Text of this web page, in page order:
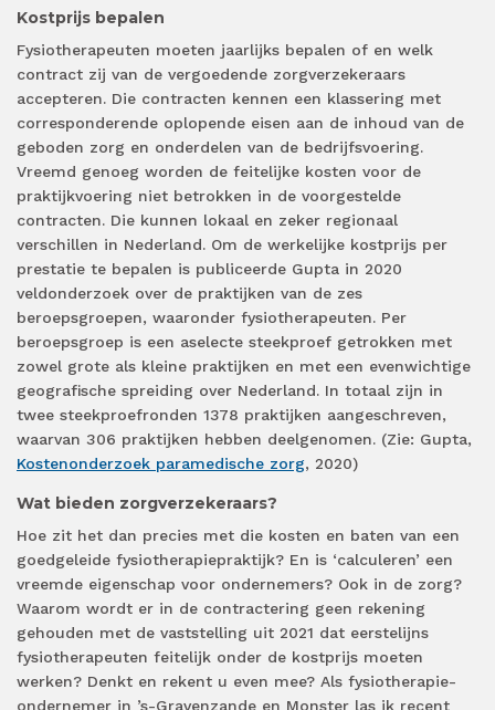
Kostprijs bepalen
Fysiotherapeuten moeten jaarlijks bepalen of en welk
contract zij van de vergoedende zorgverzekeraars
accepteren. Die contracten kennen een klassering met
corresponderende oplopende eisen aan de inhoud van de
geboden zorg en onderdelen van de bedrijfsvoering.
Vreemd genoeg worden de feitelijke kosten voor de
praktijkvoering niet betrokken in de voorgestelde
contracten. Die kunnen lokaal en zeker regionaal
verschillen in Nederland. Om de werkelijke kostprijs per
prestatie te bepalen is publiceerde Gupta in 2020
veldonderzoek over de praktijken van de zes
beroepsgroepen, waaronder fysiotherapeuten. Per
beroepsgroep is een aselecte steekproef getrokken met
zowel grote als kleine praktijken en met een evenwichtige
geografische spreiding over Nederland. In totaal zijn in
twee steekproefronden 1378 praktijken aangeschreven,
waarvan 306 praktijken hebben deelgenomen. (Zie: Gupta,
Kostenonderzoek paramedische zorg, 2020)
Wat bieden zorgverzekeraars?
Hoe zit het dan precies met die kosten en baten van een
goedgeleide fysiotherapiepraktijk? En is ‘calculeren’ een
vreemde eigenschap voor ondernemers? Ook in de zorg?
Waarom wordt er in de contractering geen rekening
gehouden met de vaststelling uit 2021 dat eerstelijns
fysiotherapeuten feitelijk onder de kostprijs moeten
werken? Denkt en rekent u even mee? Als fysiotherapie-
ondernemer in ’s-Gravenzande en Monster las ik recent